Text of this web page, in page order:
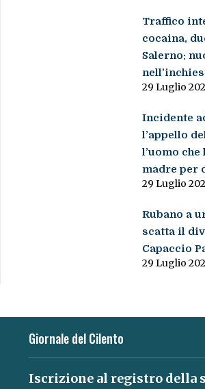
Traffico
cocaina,
Salerno:
29 Luglio
Incidente
l’appello
l’uomo
madre per
29 Luglio
Rubano a
scatta il
Capaccio
29 Luglio
Giornale del Cilento
Iscrizione al registro della